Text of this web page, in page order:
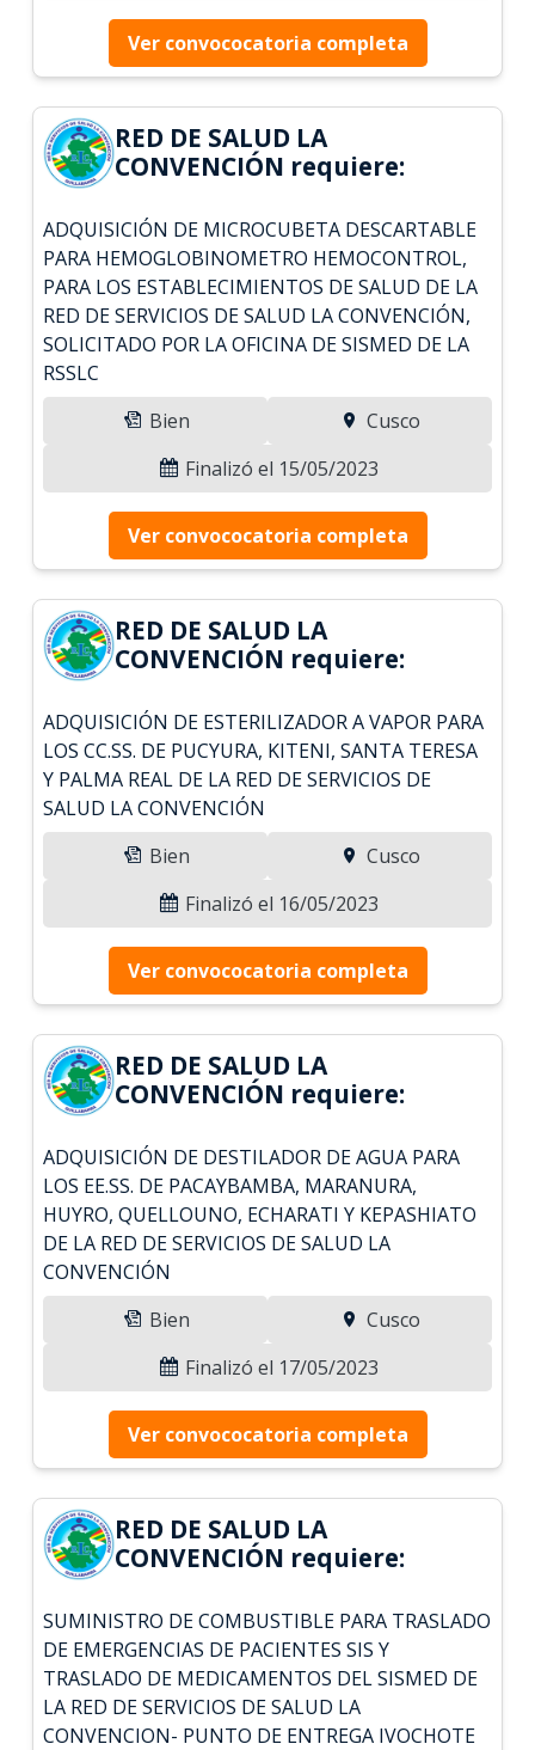
Ver convococatoria completa
RED DE SALUD LA
CONVENCIÓN requiere:
ADQUISICIÓN DE MICROCUBETA DESCARTABLE
PARA HEMOGLOBINOMETRO HEMOCONTROL,
PARA LOS ESTABLECIMIENTOS DE SALUD DE LA
RED DE SERVICIOS DE SALUD LA CONVENCIÓN,
SOLICITADO POR LA OFICINA DE SISMED DE LA
RSSLC
Bien
Cusco
Finalizó el 15/05/2023
Ver convococatoria completa
RED DE SALUD LA
CONVENCIÓN requiere:
ADQUISICIÓN DE ESTERILIZADOR A VAPOR PARA
LOS CC.SS. DE PUCYURA, KITENI, SANTA TERESA
Y PALMA REAL DE LA RED DE SERVICIOS DE
SALUD LA CONVENCIÓN
Bien
Cusco
Finalizó el 16/05/2023
Ver convococatoria completa
RED DE SALUD LA
CONVENCIÓN requiere:
ADQUISICIÓN DE DESTILADOR DE AGUA PARA
LOS EE.SS. DE PACAYBAMBA, MARANURA,
HUYRO, QUELLOUNO, ECHARATI Y KEPASHIATO
DE LA RED DE SERVICIOS DE SALUD LA
CONVENCIÓN
Bien
Cusco
Finalizó el 17/05/2023
Ver convococatoria completa
RED DE SALUD LA
CONVENCIÓN requiere:
SUMINISTRO DE COMBUSTIBLE PARA TRASLADO
DE EMERGENCIAS DE PACIENTES SIS Y
TRASLADO DE MEDICAMENTOS DEL SISMED DE
LA RED DE SERVICIOS DE SALUD LA
CONVENCION- PUNTO DE ENTREGA IVOCHOTE